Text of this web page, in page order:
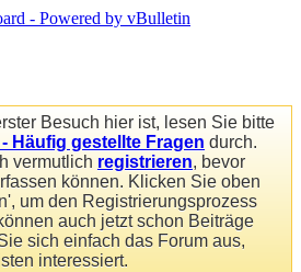
Besuch hier ist, lesen Sie bitte
- Häufig gestellte Fragen durch.
vermutlich registrieren, bevor
können. Klicken Sie oben
um den Registrierungsprozess
auch jetzt schon Beiträge
sich einfach das Forum aus,
interessiert.